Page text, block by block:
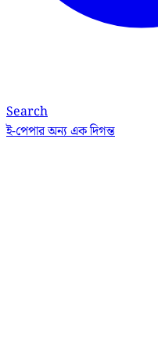
Search
ই-পেপারঅন্য এক দিগন্ত